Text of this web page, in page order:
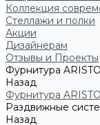
Коллекция
Стеллажи и полки
Акции
Дизайнерам
Отзывы и Проекты
Фурнитура ARISTO
Назад
Фурнитура ARISTO
Раздвижные
Назад